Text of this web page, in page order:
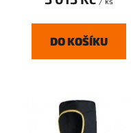
DO KOŠÍKU